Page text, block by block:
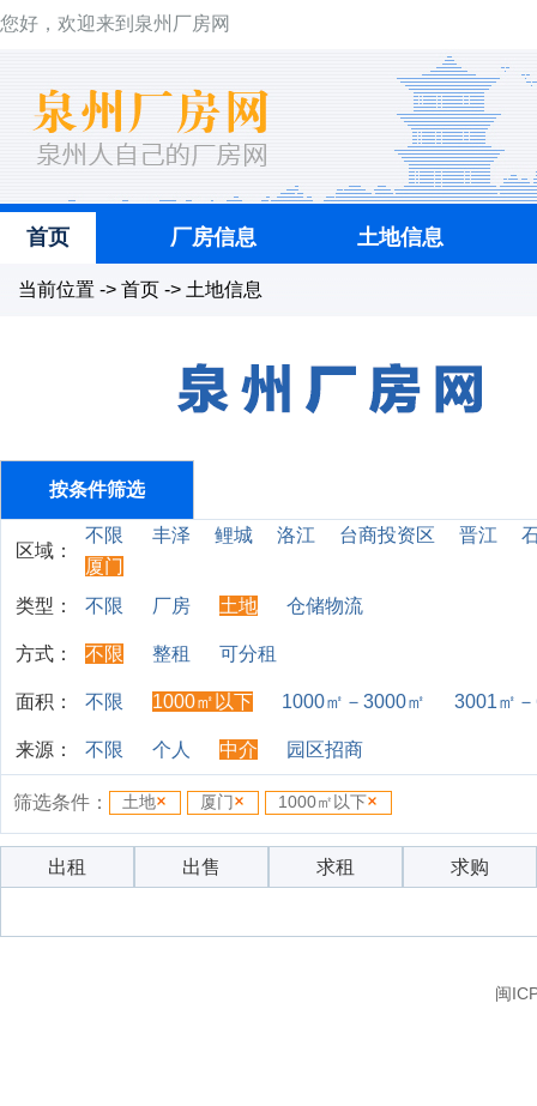
您好，欢迎来到泉州厂房网
首页 厂房信息 土地信息
当前位置 -> 首页 -> 土地信息
按条件筛选
区域：
不限 丰泽 鲤城 洛江 台商投资区 晋江
厦门
类型：
不限 厂房 土地 仓储物流
方式： 不限 整租 可分租
面积： 不限 1000㎡以下 1000㎡－3000㎡ 3001㎡
来源： 不限 个人 中介 园区招商
筛选条件： 土地 厦门 1000㎡以下
出租 出售 求租 求购
闽